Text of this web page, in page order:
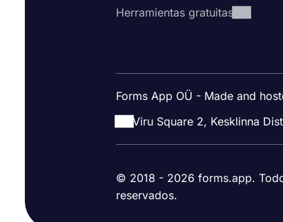
Herramientas gratuitas
Forms App OÜ - Made and
Viru Square 2, Kesklinna
© 2018 - 2026 forms.app.
reservados.